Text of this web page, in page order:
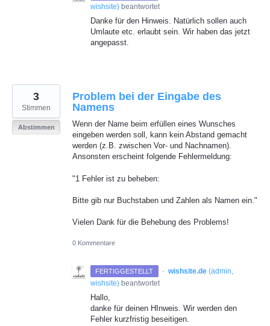
wishsite) beantwortet
Danke für den Hinweis. Natürlich sollen auch
Umlaute etc. erlaubt sein. Wir haben das jetzt
angepasst.
Problem bei der Eingabe des
Namens
Wenn der Name beim erfüllen eines Wunsches
eingeben werden soll, kann kein Abstand gemacht
werden (z.B. zwischen Vor- und Nachnamen).
Ansonsten erscheint folgende Fehlermeldung:
"1 Fehler ist zu beheben:
Bitte gib nur Buchstaben und Zahlen als Namen ein."
Vielen Dank für die Behebung des Problems!
3
Stimmen
Abstimmen
0 Kommentare
FERTIGGESTELLT · wishsite.de (admin,
wishsite) beantwortet
Hallo,
danke für deinen HInweis. Wir werden den
Fehler kurzfristig beseitigen.